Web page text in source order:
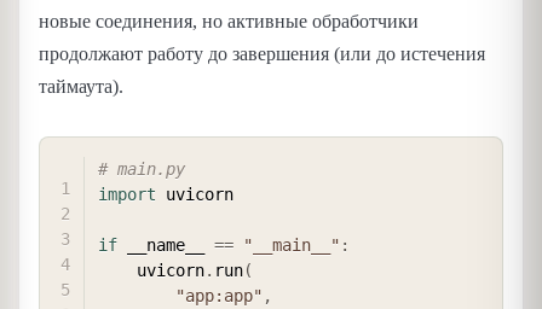
новые соединения, но активные обработчики
продолжают работу до завершения (или до истечения
таймаута).
# main.py
import uvicorn
if __name__ == "__main__" :
    uvicorn
. run(
"app:app" ,